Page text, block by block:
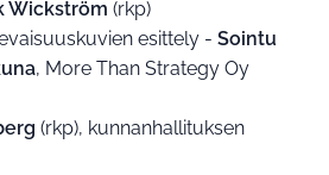
Wickström (rkp)
esittely - Sointu
, More Than Strategy Oy
(rkp), kunnanhallituksen